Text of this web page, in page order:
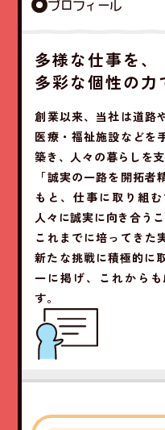
プロフィール
多様な仕事を、
多彩な個性の力
創業以来、当社は道路
医療・福祉施設などを
築き、人々の暮らしを
「誠実の一路を開拓
もと、仕事に取り組
人々に誠実に向き合う
これまでに培ってきた
新たな挑戦に積極的に
一に掲げ、これから
す。